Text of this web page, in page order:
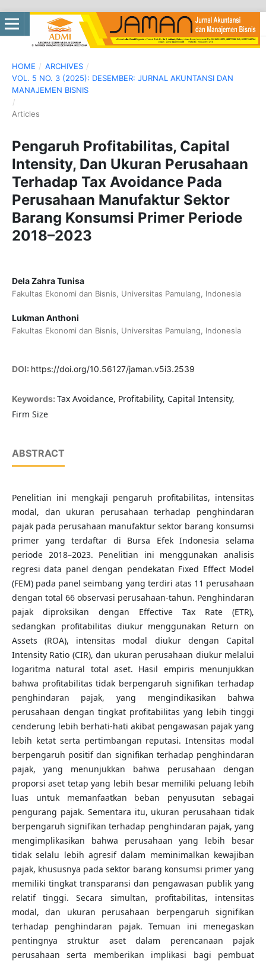
HOME / ARCHIVES /
VOL. 5 NO. 3 (2025): DESEMBER: JURNAL AKUNTANSI DAN
MANAJEMEN BISNIS
/
Articles
Pengaruh Profitabilitas, Capital
Intensity, Dan Ukuran Perusahaan
Terhadap Tax Avoidance Pada
Perusahaan Manufaktur Sektor
Barang Konsumsi Primer Periode
2018–2023
Dela Zahra Tunisa
Fakultas Ekonomi dan Bisnis, Universitas Pamulang, Indonesia
Lukman Anthoni
Fakultas Ekonomi dan Bisnis, Universitas Pamulang, Indonesia
DOI: https://doi.org/10.56127/jaman.v5i3.2539
Keywords: Tax Avoidance, Profitability, Capital Intensity,
Firm Size
ABSTRACT
Penelitian ini mengkaji pengaruh profitabilitas, intensitas
modal, dan ukuran perusahaan terhadap penghindaran
pajak pada perusahaan manufaktur sektor barang konsumsi
primer yang terdaftar di Bursa Efek Indonesia selama
periode 2018–2023. Penelitian ini menggunakan analisis
regresi data panel dengan pendekatan Fixed Effect Model
(FEM) pada panel seimbang yang terdiri atas 11 perusahaan
dengan total 66 observasi perusahaan-tahun. Penghindaran
pajak diproksikan dengan Effective Tax Rate (ETR),
sedangkan profitabilitas diukur menggunakan Return on
Assets (ROA), intensitas modal diukur dengan Capital
Intensity Ratio (CIR), dan ukuran perusahaan diukur melalui
logaritma natural total aset. Hasil empiris menunjukkan
bahwa profitabilitas tidak berpengaruh signifikan terhadap
penghindaran pajak, yang mengindikasikan bahwa
perusahaan dengan tingkat profitabilitas yang lebih tinggi
cenderung lebih berhati-hati akibat pengawasan pajak yang
lebih ketat serta pertimbangan reputasi. Intensitas modal
berpengaruh positif dan signifikan terhadap penghindaran
pajak, yang menunjukkan bahwa perusahaan dengan
proporsi aset tetap yang lebih besar memiliki peluang lebih
luas untuk memanfaatkan beban penyusutan sebagai
pengurang pajak. Sementara itu, ukuran perusahaan tidak
berpengaruh signifikan terhadap penghindaran pajak, yang
mengimplikasikan bahwa perusahaan yang lebih besar
tidak selalu lebih agresif dalam meminimalkan kewajiban
pajak, khususnya pada sektor barang konsumsi primer yang
memiliki tingkat transparansi dan pengawasan publik yang
relatif tinggi. Secara simultan, profitabilitas, intensitas
modal, dan ukuran perusahaan berpengaruh signifikan
terhadap penghindaran pajak. Temuan ini menegaskan
pentingnya struktur aset dalam perencanaan pajak
perusahaan serta memberikan implikasi bagi pembuat